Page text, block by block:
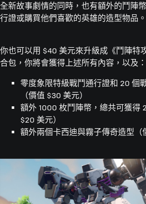
全新故事劇情的同時，也有額外的鬥陣
行證或購買他們喜歡的英雄的造型物品。
你也可以用 $40 美元來升級成《鬥陣特
合包，你將會獲得上述所有內容，以及：
零度象限特級戰鬥通行證和 20 個
（價值 $30 美元）
額外 1000 枚鬥陣幣，總共可獲得
$20 美元）
額外兩個卡西迪與霧子傳奇造型（